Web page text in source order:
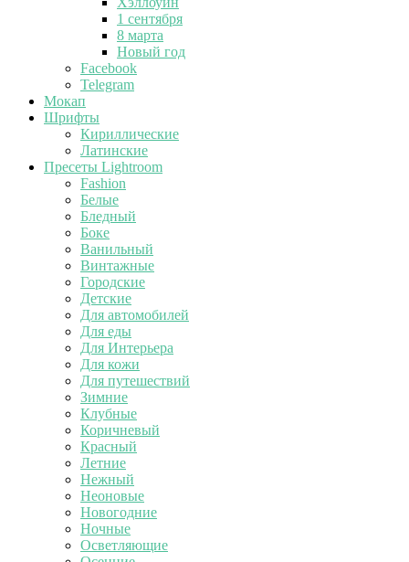
1 сентября
8 марта
Новый год
Facebook
Telegram
Мокап
Шрифты
Кириллические
Латинские
Пресеты Lightroom
Fashion
Белые
Бледный
Боке
Ванильный
Винтажные
Городские
Детские
Для автомобилей
Для еды
Для Интерьера
Для кожи
Для путешествий
Зимние
Клубные
Коричневый
Красный
Летние
Нежный
Неоновые
Новогодние
Ночные
Осветляющие